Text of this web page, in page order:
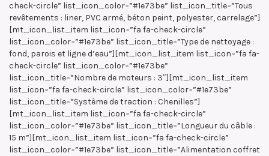
check-circle” list_icon_color=”#1e73be” list_icon_title=”Tous
revêtements : liner, PVC armé, béton peint, polyester, carrelage”]
[mt_icon_list_item list_icon=”fa fa-check-circle”
list_icon_color=”#1e73be” list_icon_title=”Type de nettoyage :
fond, parois et ligne d’eau”][mt_icon_list_item list_icon=”fa fa-
check-circle” list_icon_color=”#1e73be”
list_icon_title=”Nombre de moteurs : 3″][mt_icon_list_item
list_icon=”fa fa-check-circle” list_icon_color=”#1e73be”
list_icon_title=”Système de traction : Chenilles”]
[mt_icon_list_item list_icon=”fa fa-check-circle”
list_icon_color=”#1e73be” list_icon_title=”Longueur du câble :
15 m”][mt_icon_list_item list_icon=”fa fa-check-circle”
list_icon_color=”#1e73be” list_icon_title=”Alimentation coffret